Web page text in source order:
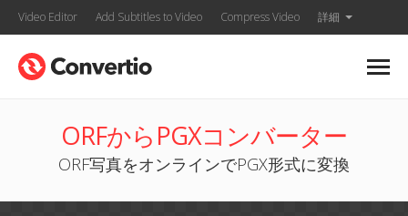
Video Editor Add Subtitles to Video Compress Video 詳細
ORFからPGXコンバーター
ORF写真をオンラインでPGX形式に変換